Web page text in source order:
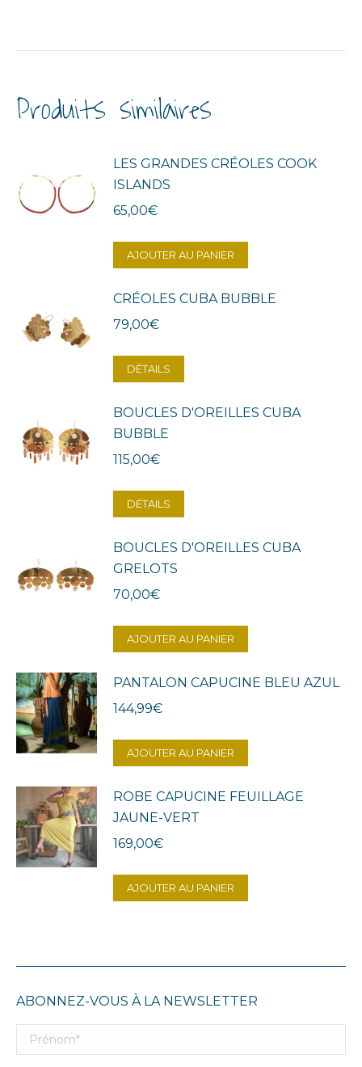
Produits similaires
LES GRANDES CRÉOLES COOK
ISLANDS
65,00€
AJOUTER AU PANIER
CRÉOLES CUBA BUBBLE
79,00€
DÉTAILS
BOUCLES D'OREILLES CUBA
BUBBLE
115,00€
DÉTAILS
BOUCLES D'OREILLES CUBA
GRELOTS
70,00€
AJOUTER AU PANIER
PANTALON CAPUCINE BLEU AZUL
144,99€
AJOUTER AU PANIER
ROBE CAPUCINE FEUILLAGE
JAUNE-VERT
169,00€
AJOUTER AU PANIER
ABONNEZ-VOUS À LA NEWSLETTER